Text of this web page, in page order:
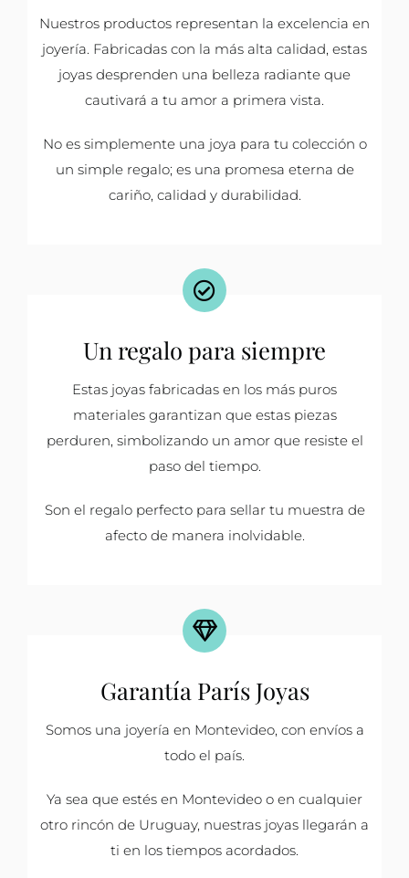
Nuestros productos representan la excelencia en
joyería. Fabricadas con la más alta calidad, estas
joyas desprenden una belleza radiante que
cautivará a tu amor a primera vista.
No es simplemente una joya para tu colección o
un simple regalo; es una promesa eterna de
cariño, calidad y durabilidad.
Un regalo para siempre
Estas joyas fabricadas en los más puros
materiales garantizan que estas piezas
perduren, simbolizando un amor que resiste el
paso del tiempo.
Son el regalo perfecto para sellar tu muestra de
afecto de manera inolvidable.
Garantía París Joyas
Somos una joyería en Montevideo, con envíos a
todo el país.
Ya sea que estés en Montevideo o en cualquier
otro rincón de Uruguay, nuestras joyas llegarán a
ti en los tiempos acordados.